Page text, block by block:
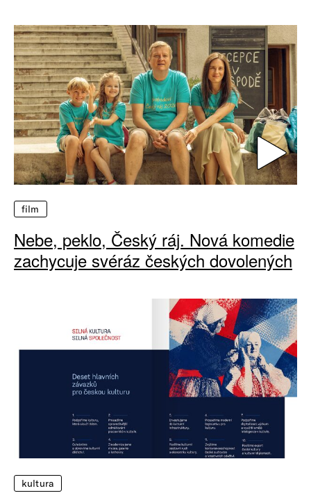
film
Nebe, peklo, Český ráj. Nová komedie
zachycuje svéráz českých dovolených
kultura